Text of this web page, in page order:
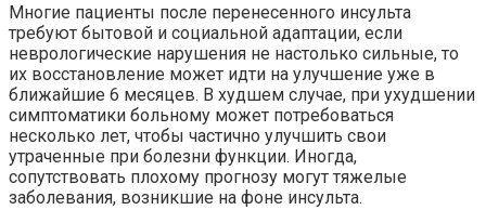
Многие пациенты после перенесенного инсульта
требуют бытовой и социальной адаптации, если
неврологические нарушения не настолько сильные, то
их восстановление может идти на улучшение уже в
ближайшие 6 месяцев. В худшем случае, при ухудшении
симптоматики больному может потребоваться
несколько лет, чтобы частично улучшить свои
утраченные при болезни функции. Иногда,
сопутствовать плохому прогнозу могут тяжелые
заболевания, возникшие на фоне инсульта.